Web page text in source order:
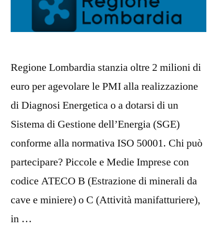
Regione Lombardia stanzia oltre 2 milioni di
euro per agevolare le PMI alla realizzazione
di Diagnosi Energetica o a dotarsi di un
Sistema di Gestione dell’Energia (SGE)
conforme alla normativa ISO 50001. Chi può
partecipare? Piccole e Medie Imprese con
codice ATECO B (Estrazione di minerali da
cave e miniere) o C (Attività manifatturiere),
in …